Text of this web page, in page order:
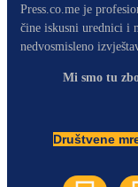
Press.co.me je
čine iskusni urednici i
nedvosmisleno
Mi smo tu
Društvene